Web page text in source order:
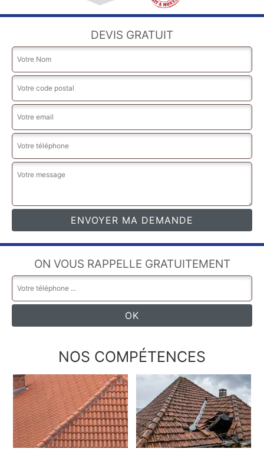
DEVIS GRATUIT
ON VOUS RAPPELLE GRATUITEMENT
NOS COMPÉTENCES